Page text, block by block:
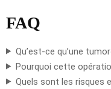
FAQ
Qu’est-ce qu’une
Pourquoi cette
Quels sont les risques